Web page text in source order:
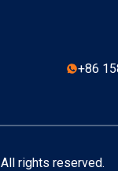
+86
rights reserved.